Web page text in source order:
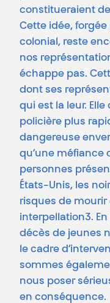
constitueraient
Cette idée, forgée
colonial, reste
nos
échappe pas.
dont ses
qui est la leur.
policière plus
dangereuse
qu’une méfiance
personnes
États-Unis, les
risques de mourir
interpellation3.
décès de jeunes
le cadre
sommes
nous poser
en conséquence.